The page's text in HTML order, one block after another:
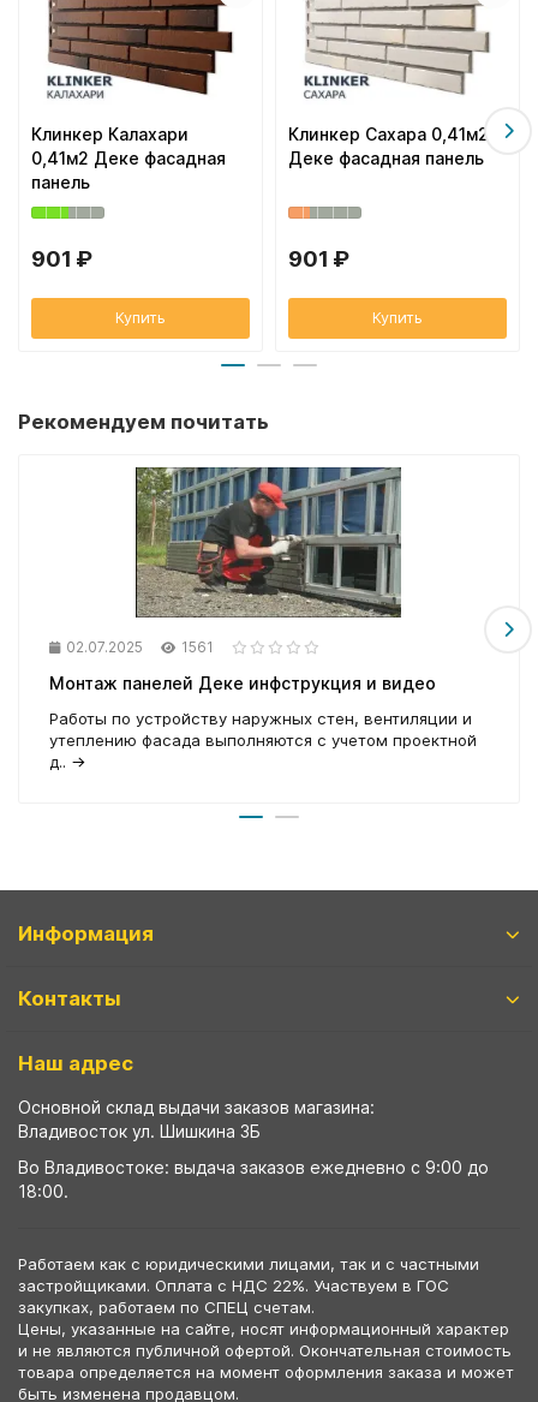
Клинкер Калахари
0,41м2 Деке фасадная
панель
901 ₽
Купить
Клинкер Сахара 0,41м2
Деке фасадная панель
901 ₽
Купить
Рекомендуем почитать
02.07.2025 1561
Монтаж панелей Деке инфструкция и видео
Работы по устройству наружных стен, вентиляции и
утеплению фасада выполняются с учетом проектной
д.. →
Информация
Контакты
Наш адрес
Основной склад выдачи заказов магазина:
Владивосток ул. Шишкина 3Б
Во Владивостоке: выдача заказов ежедневно с 9:00 до
18:00.
Работаем как с юридическими лицами, так и с частными
застройщиками. Оплата с НДС 22%. Участвуем в ГОС
закупках, работаем по СПЕЦ счетам.
Цены, указанные на сайте, носят информационный характер
и не являются публичной офертой. Окончательная стоимость
товара определяется на момент оформления заказа и может
быть изменена продавцом.